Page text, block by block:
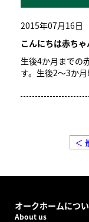
2015年07月16日
こんにちは赤ちゃ
生後4か月までの
す。生後2～3か月
＜
オークホームにつ
About us